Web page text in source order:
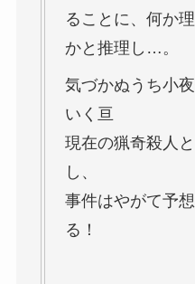
ることに、何か
かと推理し…。
気づかぬうち小
いく亘
現在の猟奇殺人
し、
事件はやがて予
る！